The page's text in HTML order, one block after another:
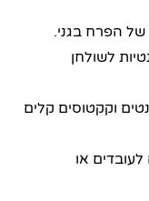
של הפרח בגני.
לשולחן
וקקטוסים קלים
או